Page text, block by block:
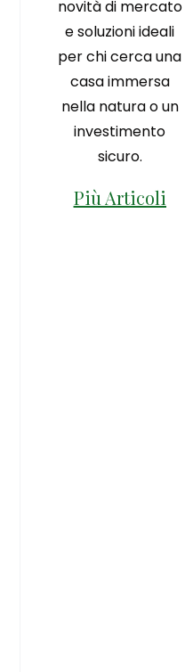
novità di mercato
e soluzioni ideali
per chi cerca una
casa immersa
nella natura o un
investimento
sicuro.
Più Articoli